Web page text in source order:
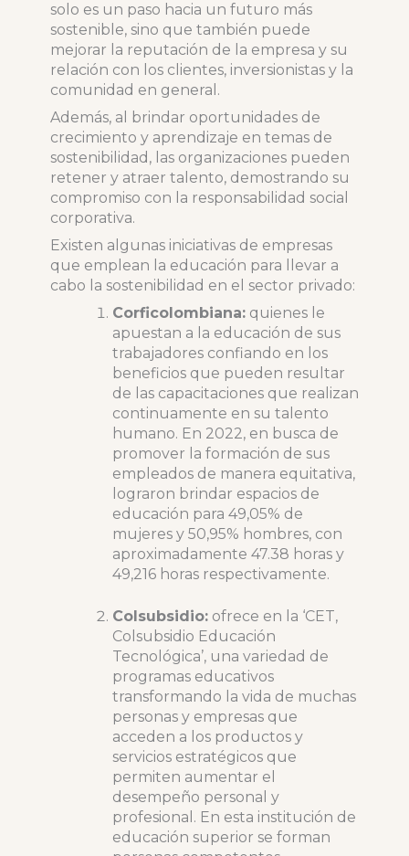
solo es un paso hacia un futuro más
sostenible, sino que también puede
mejorar la reputación de la empresa y su
relación con los clientes, inversionistas y la
comunidad en general.
Además, al brindar oportunidades de
crecimiento y aprendizaje en temas de
sostenibilidad, las organizaciones pueden
retener y atraer talento, demostrando su
compromiso con la responsabilidad social
corporativa.
Existen algunas iniciativas de empresas
que emplean la educación para llevar a
cabo la sostenibilidad en el sector privado:
Corficolombiana:quienes le
apuestan a la educación de sus
trabajadores confiando en los
beneficios que pueden resultar
de las capacitaciones que realizan
continuamente en su talento
humano. En 2022, en busca de
promover la formación de sus
empleados de manera equitativa,
lograron brindar espacios de
educación para 49,05% de
mujeres y 50,95% hombres, con
aproximadamente 47.38 horas y
49,216 horas respectivamente.
Colsubsidio:ofrece en la ‘CET,
Colsubsidio Educación
Tecnológica’, una variedad de
programas educativos
transformando la vida de muchas
personas y empresas que
acceden a los productos y
servicios estratégicos que
permiten aumentar el
desempeño personal y
profesional. En esta institución de
educación superior se forman